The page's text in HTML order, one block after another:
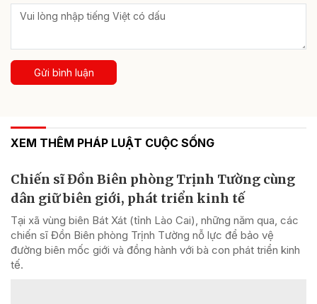
Gửi bình luận
XEM THÊM PHÁP LUẬT CUỘC SỐNG
Chiến sĩ Đồn Biên phòng Trịnh Tường cùng
dân giữ biên giới, phát triển kinh tế
Tại xã vùng biên Bát Xát (tỉnh Lào Cai), những năm qua, các
chiến sĩ Đồn Biên phòng Trịnh Tường nỗ lực để bảo vệ
đường biên mốc giới và đồng hành với bà con phát triển kinh
tế.